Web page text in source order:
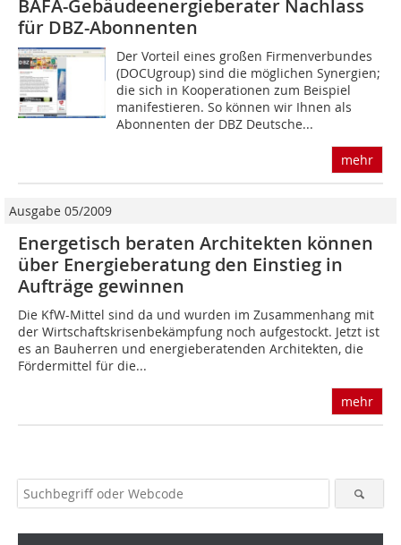
BAFA-Gebäudeenergieberater Nachlass
für DBZ-Abonnenten
Der Vorteil eines großen Firmenverbundes
(DOCUgroup) sind die möglichen Synergien;
die sich in Kooperationen zum Beispiel
manifestieren. So können wir Ihnen als
Abonnenten der DBZ Deutsche...
mehr
Ausgabe 05/2009
Energetisch beraten Architekten können
über Energieberatung den Einstieg in
Aufträge gewinnen
Die KfW-Mittel sind da und wurden im Zusammenhang mit
der Wirtschaftskrisenbekämpfung noch aufgestockt. Jetzt ist
es an Bauherren und energieberatenden Architekten, die
Fördermittel für die...
mehr